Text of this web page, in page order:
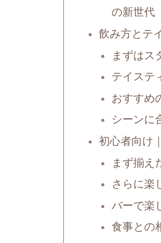
の新世代
飲み方とテ
まずはス
テイステ
おすすめ
シーンに
初心者向け
まず揃え
さらに楽
バーで楽
食事との